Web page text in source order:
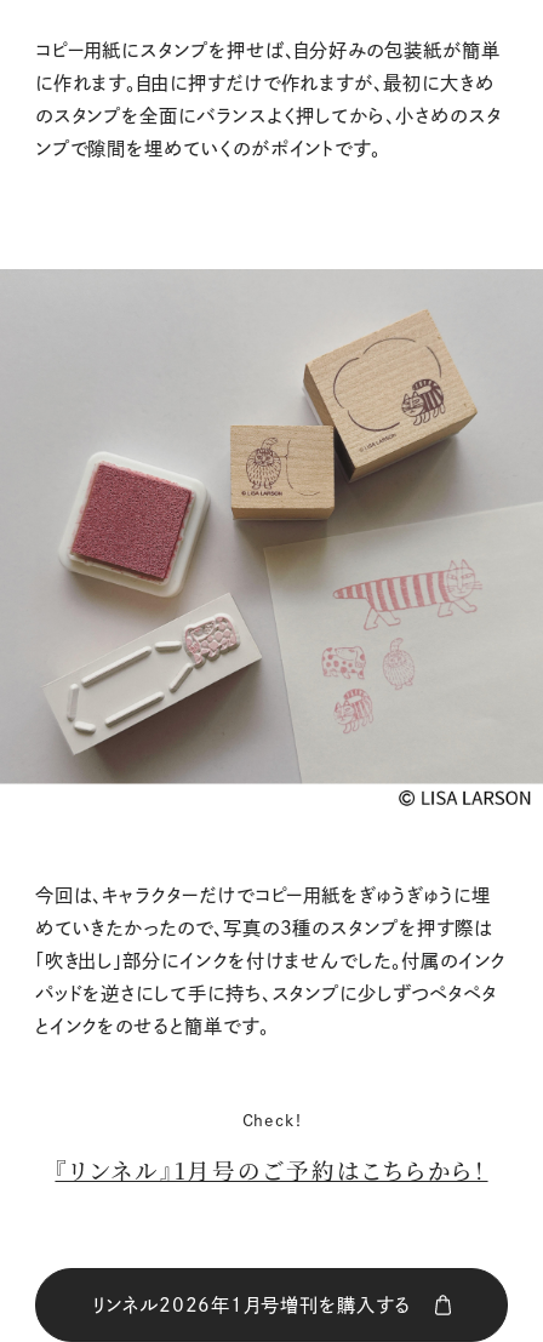
コピー用紙にスタンプを押せば、 自分好みの包装紙が簡単
に作れます。 自由に押すだけで作れますが、最初に大きめ
のスタンプを全面にバランスよく押してから、 小さめのスタ
ンプで隙間を埋めていくのがポイントです。
今回は、 キャラクターだけでコピー用紙をぎゅうぎゅうに埋
めていきたかっ たので、写真の3種のスタンプを押す際は
「吹き出し」部分にインクを付けませんでした。 付属のインク
パッドを逆さにして手に持ち、スタンプ に少しずつペタペタ
とインクをのせると簡単です。
Check!
『リンネル』1月号のご予約はこちらから！
リンネル2026年1月号増刊を購入する